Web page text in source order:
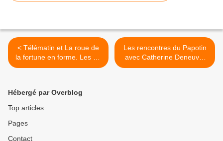
< Télématin et La roue de
la fortune en forme. Les JT
de TF1 forts. TBT9 ne
30/04/2026
Les rencontres du Papotin
avec Catherine Deneuve,
ce soir à 20h30 sur France
Hébergé par Overblog
Top articles
Pages
Contact